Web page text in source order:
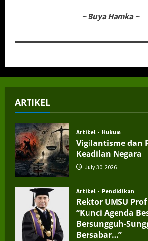
~ Buya Hamka ~
ARTIKEL
Artikel Hukum
Vigilantisme dan
Keadilan Negara
July 30, 2026
Artikel Pendidikan
Rektor UMSU
“Kunci Agenda
Bersungguh-
Bersabar…”